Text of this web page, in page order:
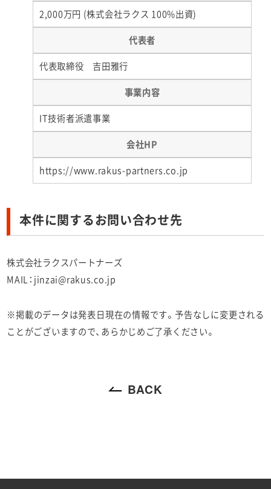
2,000万円 (株式会社ラクス 100%出資)
代表者
代表取締役 吉田雅行
事業内容
IT技術者派遣事業
会社HP
https://www.rakus-partners.co.jp
本件に関するお問い合わせ先
株式会社ラクスパートナーズ
MAIL： jinzai@rakus.co.jp
※掲載のデータは発表日現在の情報です。予告なしに変更される
ことがございますので、あらかじめご了承ください。
BACK